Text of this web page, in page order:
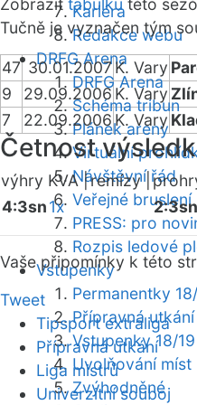
Kariéra
Redakce webu
DRFG Arena
DRFG Arena
Schéma tribun
Plánek areny
Virtuální
Návštěvní řád
Veřejné bruslení
PRESS: pro
Rozpis ledové
Vstupenky
Permanentky
Přípravná utkání
Vstupenky 18/19
Uvolňování míst
Zvýhodněné
Zobrazit tabulku této
Tučně je vyznačen tým
47 30.01.2007K. Vary
9
29.09.2006K. Vary
7
22.09.2006K. Vary
Četnost
výhry KVA |remízy |
4:3sn1x 2:3sn
Vaše připomínky k této
Tweet
Tipsport extraliga
Přípravná utkání
Liga mistrů
Univerzitní souboj